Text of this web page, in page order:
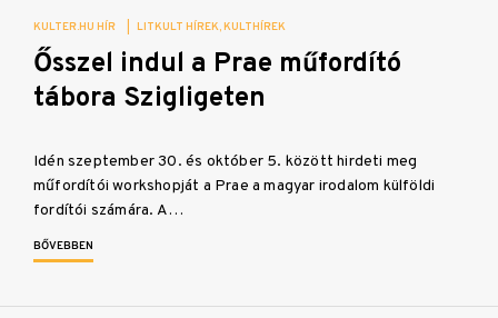
KULTER.HU HÍR LITKULT HÍREK KULTHÍREK
Ősszel indul a Prae műfordító
tábora Szigligeten
Idén szeptember 30. és október 5. között hirdeti meg
műfordítói workshopját a Prae a magyar irodalom külföldi
fordítói számára. A…
BŐVEBBEN